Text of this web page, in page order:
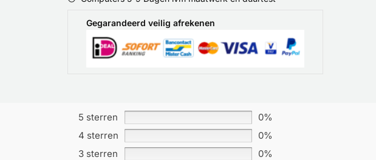
Gegarandeerd veilig afrekenen
5 sterren
0%
4 sterren
0%
3 sterren
0%